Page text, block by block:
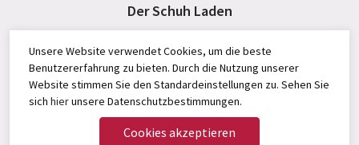
Der Schuh Laden
Unsere Website verwendet Cookies, um die beste
Benutzererfahrung zu bieten. Durch die Nutzung unserer
Website stimmen Sie den Standardeinstellungen zu. Sehen Sie
sich hierunsere Datenschutzbestimmungen.